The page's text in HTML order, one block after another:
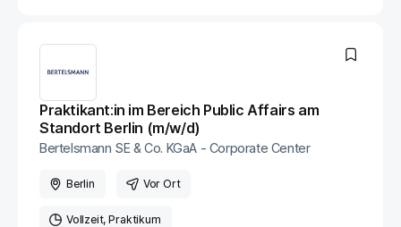
Praktikant:in im Bereich Public Affairs am
Standort Berlin (m/w/d)
Bertelsmann SE & Co. KGaA - Corporate Center
Berlin Vor Ort
Vollzeit Praktikum